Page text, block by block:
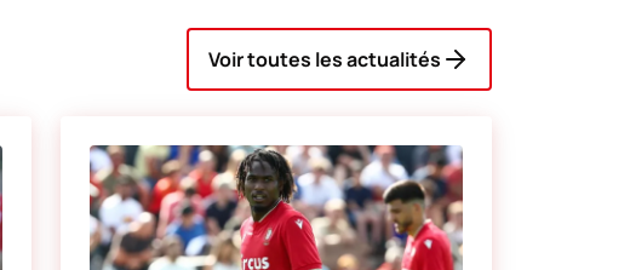
Voir toutes les actualités